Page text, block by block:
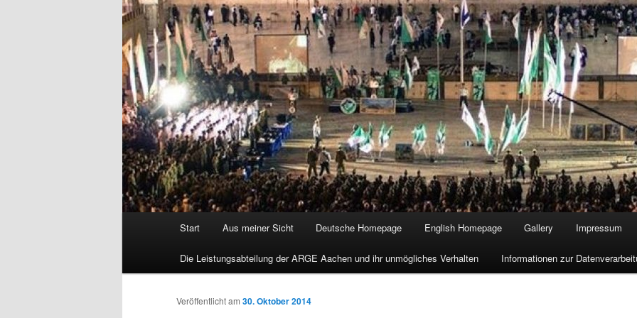
Start Aus meiner Sicht Deutsche Homepage English Homepage Gallery Impressum
Die Leistungsabteilung der ARGE Aachen und ihr unmögliches Verhalten Informationen zur
Veröffentlicht am 30. Oktober 2014